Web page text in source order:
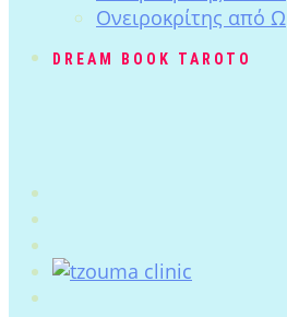
Ονειροκρίτης από Ω
DREAM BOOK TAROTO